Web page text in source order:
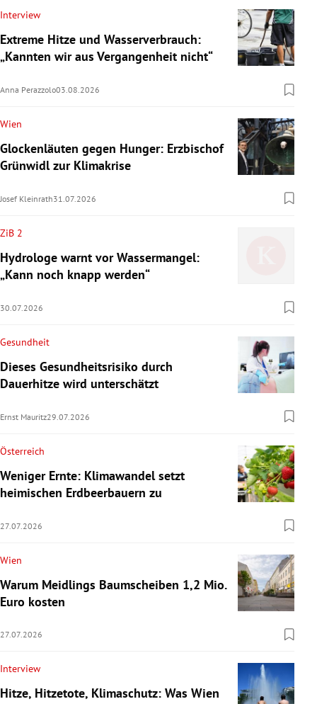
Interview
Extreme Hitze und Wasserverbrauch:
„Kannten wir aus Vergangenheit nicht“
Anna Perazzolo03.08.2026
Wien
Glockenläuten gegen Hunger: Erzbischof
Grünwidl zur Klimakrise
Josef Kleinrath31.07.2026
ZiB 2
Hydrologe warnt vor Wassermangel:
„Kann noch knapp werden“
30.07.2026
Gesundheit
Dieses Gesundheitsrisiko durch
Dauerhitze wird unterschätzt
Ernst Mauritz29.07.2026
Österreich
Weniger Ernte: Klimawandel setzt
heimischen Erdbeerbauern zu
27.07.2026
Wien
Warum Meidlings Baumscheiben 1,2 Mio.
Euro kosten
27.07.2026
Interview
Hitze, Hitzetote, Klimaschutz: Was Wien